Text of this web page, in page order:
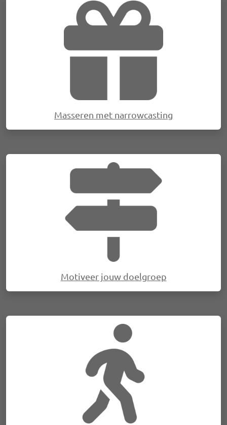
Afbeelding
Masseren met narrowcasting
Afbeelding
Motiveer jouw doelgroep